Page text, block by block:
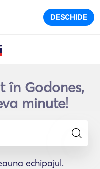
DESCHIDE
în Godones,
minute!
echipajul.